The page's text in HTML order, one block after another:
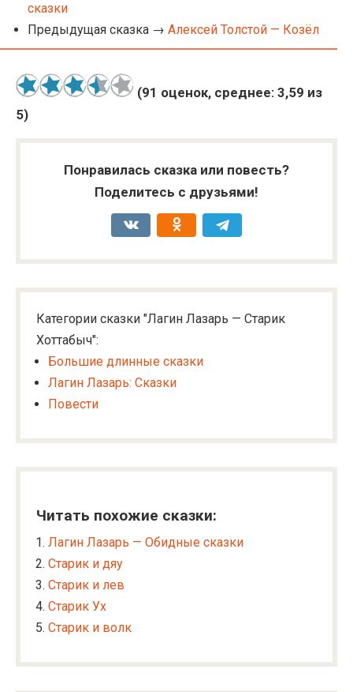
сказки
Предыдущая сказка → Алексей Толстой — Козёл
(91 оценок, среднее: 3,59 из
5)
Понравилась сказка или повесть?
Поделитесь с друзьями!
Категории сказки "Лагин Лазарь — Старик
Хоттабыч":
Большие длинные сказки
Лагин Лазарь: Сказки
Повести
Читать похожие сказки:
Лагин Лазарь — Обидные сказки
Старик и дяу
Старик и лев
Старик Ух
Старик и волк